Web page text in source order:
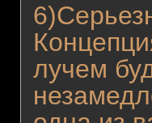
лучем